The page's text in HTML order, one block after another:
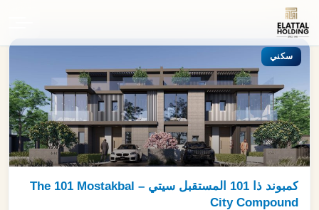
الرئيسية
سكني
كمبوند ذا 101 المستقبل سيتي – The 101 Mostakbal
City Compound